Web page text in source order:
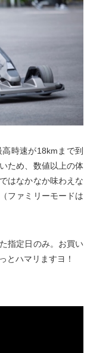
時速が18kmまで到
ため、数値以上の体
はなかなか味わえな
ファミリーモードは
指定日のみ。お買い
とハマリますヨ！